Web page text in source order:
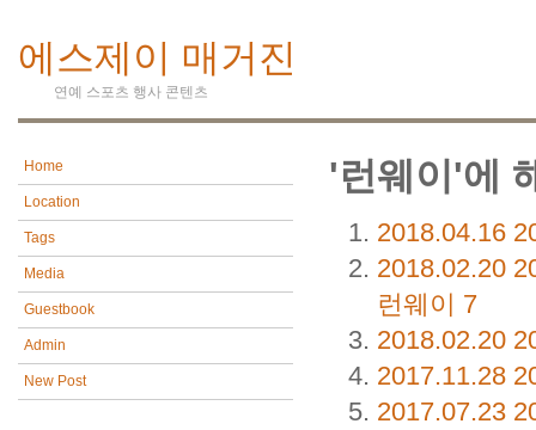
에스제이 매거진
연예 스포츠 행사 콘텐츠
Home
Location
Tags
Media
Guestbook
Admin
New Post
'런웨이'에
2018.04.16
2018.02.20
런웨이 7
2018.02.20
2017.11.28
2017.07.23